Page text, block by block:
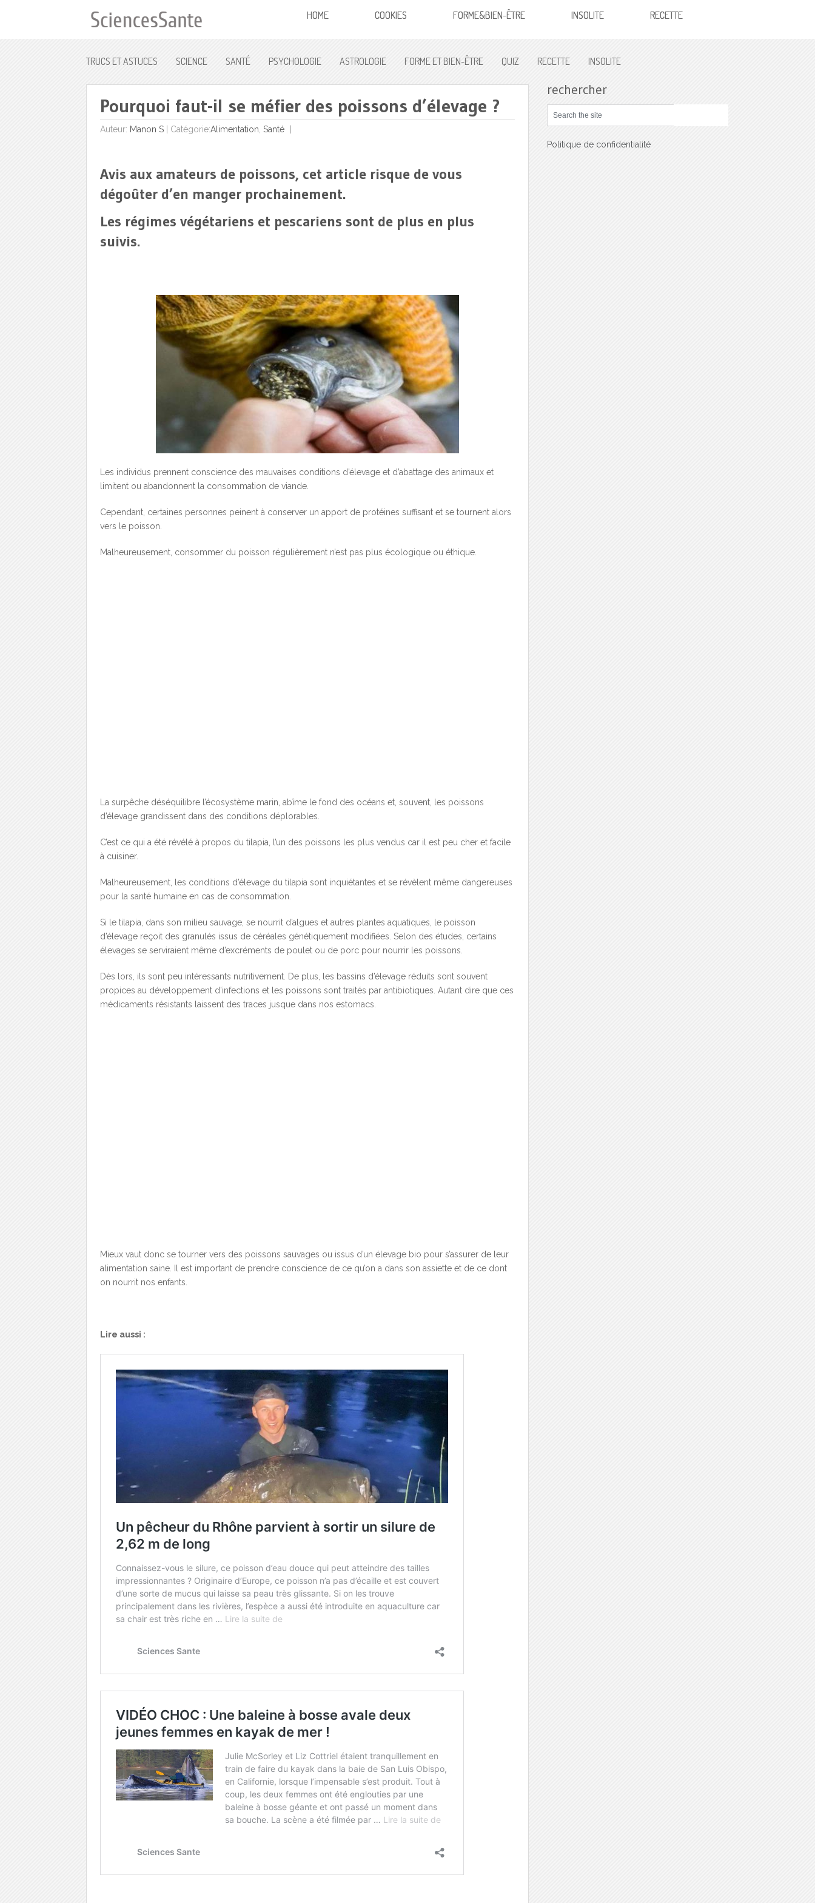
HOME COOKIES FORME&BIEN-ÊTRE INSOLITE RECETTE
TRUCS ET ASTUCES SCIENCE SANTÉ PSYCHOLOGIE ASTROLOGIE FORME ET BIEN-ÊTRE QUIZ RECETTE INSOLITE
Pourquoi faut-il se méfier des poissons d’élevage ?
Auteur: Manon S| Catégorie:Alimentation Santé
Avis aux amateurs de poissons, cet article risque de vous
dégoûter d’en manger prochainement.
Les régimes végétariens et pescariens sont de plus en plus
suivis.
Les individus prennent conscience des mauvaises conditions d’élevage et d’abattage des animaux et
limitent ou abandonnent la consommation de viande.
Cependant, certaines personnes peinent à conserver un apport de protéines suffisant et se tournent alors
vers le poisson.
Malheureusement, consommer du poisson régulièrement n’est pas plus écologique ou éthique.
La surpêche déséquilibre l’écosystème marin, abîme le fond des océans et, souvent, les poissons
d’élevage grandissent dans des conditions déplorables.
C’est ce qui a été révélé à propos du tilapia, l’un des poissons les plus vendus car il est peu cher et facile
à cuisiner.
Malheureusement, les conditions d’élevage du tilapia sont inquiétantes et se révèlent même dangereuses
pour la santé humaine en cas de consommation.
Si le tilapia, dans son milieu sauvage, se nourrit d’algues et autres plantes aquatiques, le poisson
d’élevage reçoit des granulés issus de céréales génétiquement modifiées. Selon des études, certains
élevages se serviraient même d’excréments de poulet ou de porc pour nourrir les poissons.
Dès lors, ils sont peu intéressants nutritivement. De plus, les bassins d’élevage réduits sont souvent
propices au développement d’infections et les poissons sont traités par antibiotiques. Autant dire que ces
médicaments résistants laissent des traces jusque dans nos estomacs.
Mieux vaut donc se tourner vers des poissons sauvages ou issus d’un élevage bio pour s’assurer de leur
alimentation saine. Il est important de prendre conscience de ce qu’on a dans son assiette et de ce dont
on nourrit nos enfants.
Lire aussi :
rechercher
Politique de confidentialité